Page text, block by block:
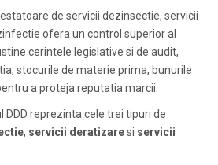
de servicii dezinsectie, servicii
ofera un control superior al
cerintele legislative si de audit,
stocurile de materie prima, bunurile
a proteja reputatia marcii.
DDD reprezinta cele trei tipuri de
, servicii deratizaresi servicii